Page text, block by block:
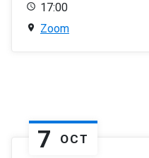
17:00
Zoom
7 OCT